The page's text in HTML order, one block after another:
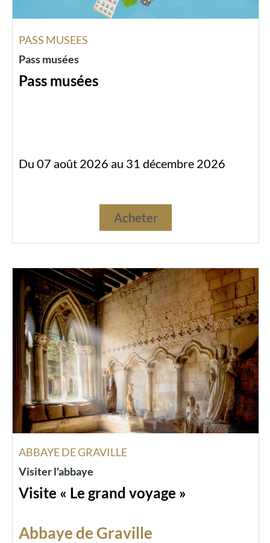
PASS MUSEES
Pass musées
Pass musées
Du 07 août 2026 au 31 décembre 2026
Acheter
ABBAYE DE GRAVILLE
Visiter l'abbaye
Visite « Le grand voyage »
Abbaye de Graville